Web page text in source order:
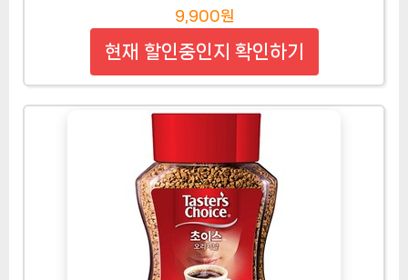
9,900원
현재 할인중인지 확인하기